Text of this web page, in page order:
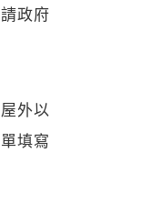
政府
外以
填寫